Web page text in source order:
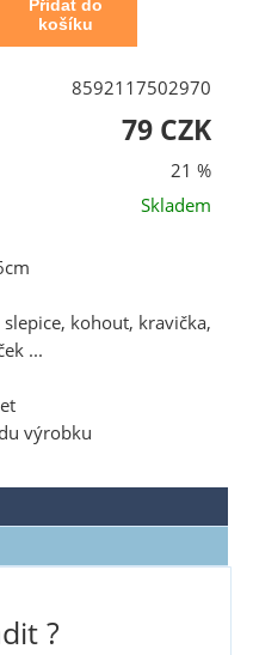
8592117502970
79 CZK
21 %
Skladem
kohout, kravička,
...
výrobku
?